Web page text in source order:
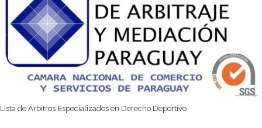
Lista de Árbitros Especializados en Derecho Deportivo